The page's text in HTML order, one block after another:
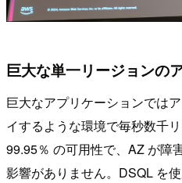
巨大な単一リージョンの
巨大なアプリケーションでは
イするような環境で毎秒数千
99.95％ の可用性で、AZ が障
影響がありません。DSQL を